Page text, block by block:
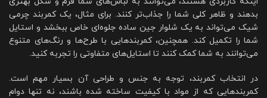
بدهند و ظاهر کلی شما را جذاب‌تر کنند. برای مثال، یک کمربند چرمی
شیک می‌تواند به یک شلوار جین ساده جلوه‌ای خاص ببخشد و استایل
شما را تکمیل کند. همچنین، کمربندهایی با طرح‌ها و رنگ‌های متنوع
می‌توانند به شما کمک کنند تا استایل‌های متفاوتی را تجربه کنید.
در انتخاب کمربند، توجه به جنس و طراحی آن بسیار مهم است.
کمربندهایی که از مواد با کیفیت ساخته شده باشند، نه تنها دوام